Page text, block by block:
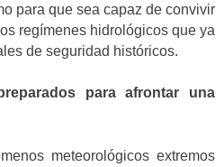
para que sea capaz de convivir
regímenes hidrológicos que ya
de seguridad históricos.
para afrontar una
meteorológicos extremos